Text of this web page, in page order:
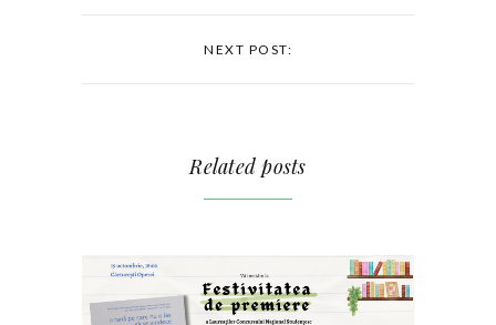
NEXT POST:
Related posts